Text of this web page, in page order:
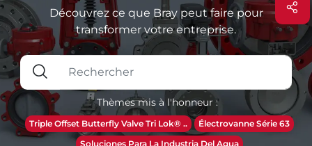
Découvrez ce que Bray peut faire pour
transformer votre entreprise.
Thèmes mis à l'honneur :
Triple Offset Butterfly Valve Tri Lok® ..
Électrovanne Série 63
Soluciones Para La Industria Del Agua